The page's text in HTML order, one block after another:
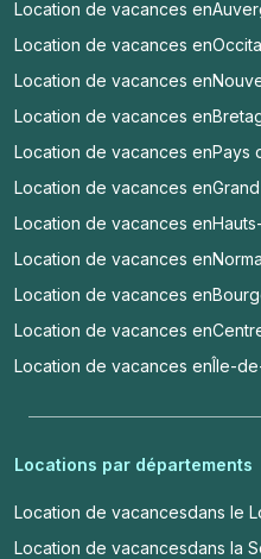
Location de vacances en
Location de vacances en
Location de vacances en
Location de vacances en
Location de vacances enPays
Location de vacances en
Location de vacances en
Location de vacances en
Location de vacances en
Location de vacances en
Location de vacances enÎle-
Locations par départements
Location de vacancesdans le
Location de vacancesdans la